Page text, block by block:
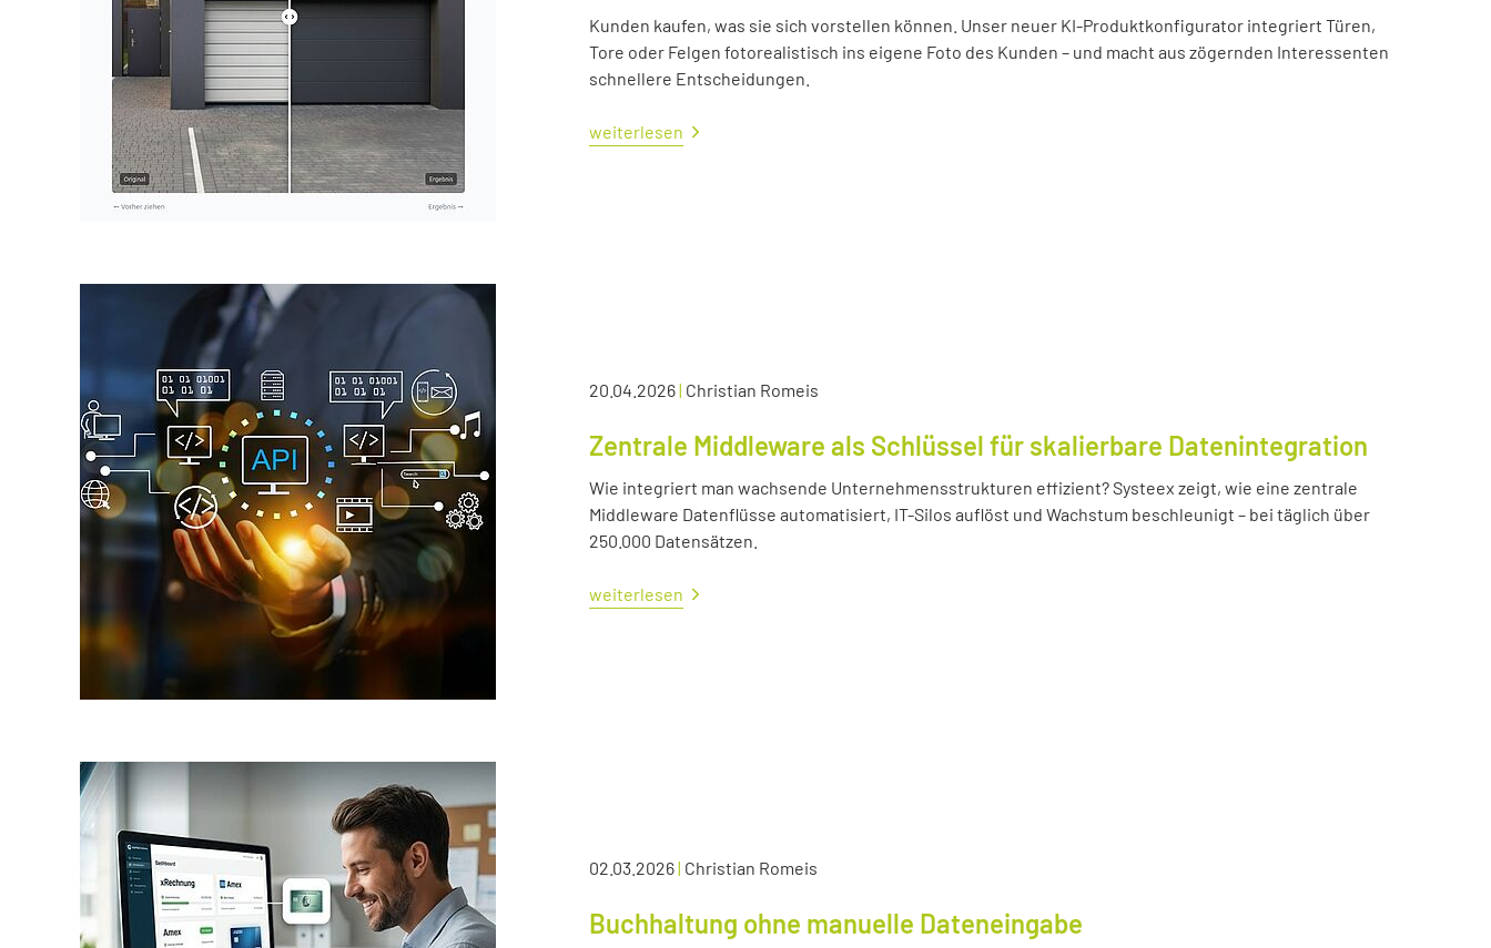
Kunden kaufen, was sie sich vorstellen können. Unser neuer KI-Produktkonfigurator integriert Türen,
Tore oder Felgen fotorealistisch ins eigene Foto des Kunden – und macht aus zögernden Interessenten
schnellere Entscheidungen.
weiterlesen
20.04.2026| Christian Romeis
Zentrale Middleware als Schlüssel für skalierbare Datenintegration
Wie integriert man wachsende Unternehmensstrukturen effizient? Systeex zeigt, wie eine zentrale
Middleware Datenflüsse automatisiert, IT-Silos auflöst und Wachstum beschleunigt – bei täglich über
250.000 Datensätzen.
weiterlesen
02.03.2026| Christian Romeis
Buchhaltung ohne manuelle Dateneingabe